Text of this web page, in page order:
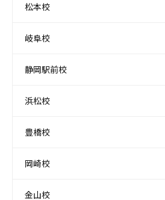
松本校
岐阜校
静岡駅前校
浜松校
豊橋校
岡崎校
金山校